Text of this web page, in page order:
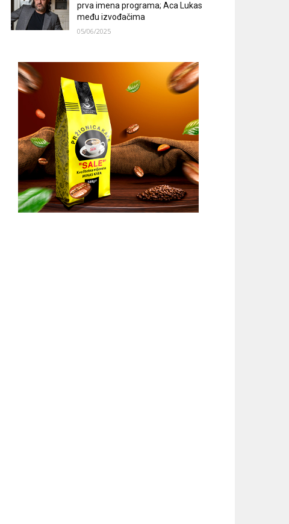
prva imena programa; Aca Lukas
među izvođačima
05/06/2025